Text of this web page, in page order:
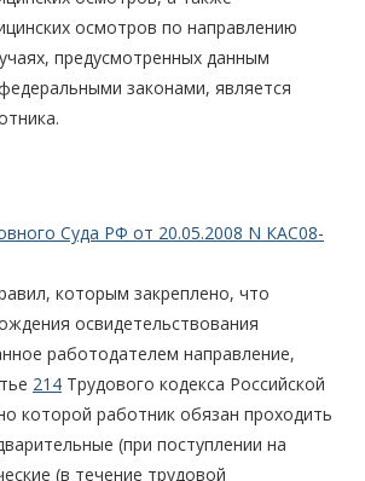
осмотров по направлению
предусмотренных данным
законами, является
Суда РФ от 20.05.2008 N КАС08-
которым закреплено, что
освидетельствования
работодателем направление,
214 Трудового кодекса Российской
которой работник обязан проходить
(при поступлении на
(в течение трудовой